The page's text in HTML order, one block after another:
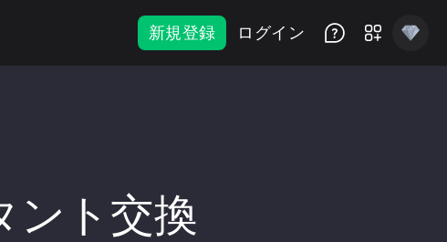
新規登録 ログイン
ント交換